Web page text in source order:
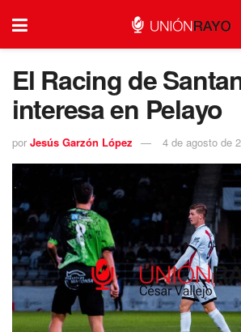
El Racing de
interesa en Pelayo
por Jesús Garzón López 4 de agosto de